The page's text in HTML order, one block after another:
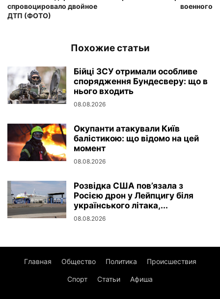
спровоцировало двойное
ДТП (ФОТО)
военного
Похожие статьи
Бійці ЗСУ отримали особливе
спорядження Бундесверу: що в
нього входить
08.08.2026
Окупанти атакували Київ
балістикою: що відомо на цей
момент
08.08.2026
Розвідка США пов’язала з
Росією дрон у Лейпцигу біля
українського літака,...
08.08.2026
Главная Общество Политика Происшествия
Спорт Статьи Афиша